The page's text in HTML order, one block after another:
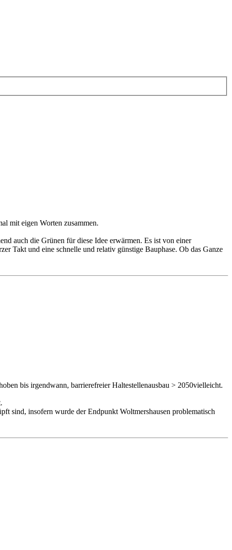
mit eigen Worten zusammen.
auch die Grünen für diese Idee erwärmen. Es ist von einer
Takt und eine schnelle und relativ günstige Bauphase. Ob das Ganze
bis irgendwann, barrierefreier Haltestellenausbau > 2050vielleicht.
sind, insofern wurde der Endpunkt Woltmershausen problematisch